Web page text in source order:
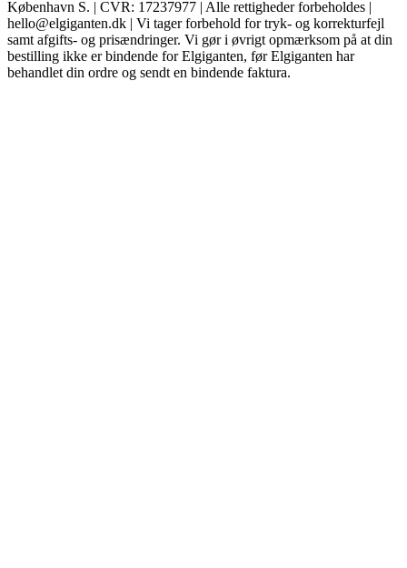
København S. | CVR: 17237977 | Alle rettigheder forbeholdes |
hello@elgiganten.dk | Vi tager forbehold for tryk- og korrekturfejl
samt afgifts- og prisændringer. Vi gør i øvrigt opmærksom på at din
bestilling ikke er bindende for Elgiganten, før Elgiganten har
behandlet din ordre og sendt en bindende faktura.